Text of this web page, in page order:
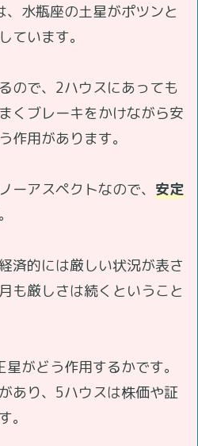
水瓶座の土星がポツンと
ています。
ので、2ハウスにあっても
くブレーキをかけながら安
作用があります。
ーアスペクトなので、 安定
済的には厳しい状況が表さ
も厳しさは続くということ
がどう作用するかです。
あり、5ハウスは株価や証
。